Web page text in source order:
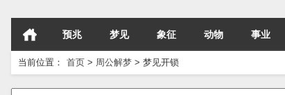
预兆 梦见 象征 动物 事业
当前位置： 首页 > 周公解梦 > 梦见开锁